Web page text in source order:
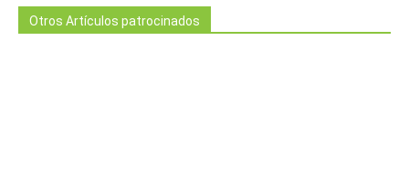
Otros Artículos patrocinados